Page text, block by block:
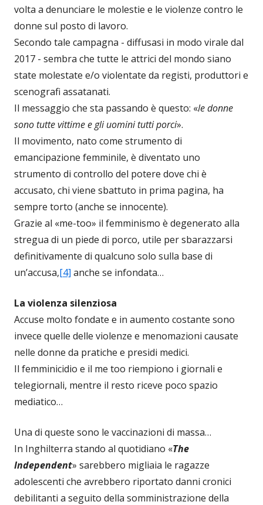
volta a denunciare le molestie e le violenze contro le
donne sul posto di lavoro.
Secondo tale campagna - diffusasi in modo virale dal
2017 - sembra che tutte le attrici del mondo siano
state molestate e/o violentate da registi, produttori e
scenografi assatanati.
Il messaggio che sta passando è questo: «le donne
sono tutte vittime e gli uomini tutti porci».
Il movimento, nato come strumento di
emancipazione femminile, è diventato uno
strumento di controllo del potere dove chi è
accusato, chi viene sbattuto in prima pagina, ha
sempre torto (anche se innocente).
Grazie al «me-too» il femminismo è degenerato alla
stregua di un piede di porco, utile per sbarazzarsi
definitivamente di qualcuno solo sulla base di
un’accusa,[4] anche se infondata…
La violenza silenziosa
Accuse molto fondate e in aumento costante sono
invece quelle delle violenze e menomazioni causate
nelle donne da pratiche e presidi medici.
Il femminicidio e il me too riempiono i giornali e
telegiornali, mentre il resto riceve poco spazio
mediatico…
Una di queste sono le vaccinazioni di massa…
In Inghilterra stando al quotidiano «The
Independent» sarebbero migliaia le ragazze
adolescenti che avrebbero riportato danni cronici
debilitanti a seguito della somministrazione della